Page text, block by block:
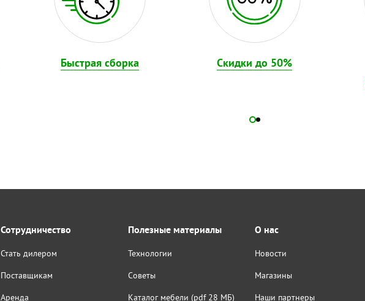
Быстрая сборка Скидки до 50%
Сотрудничество
Стать дилером
Поставщикам
Аренда
Полезные материалы
Технологии
Советы
Каталог мебели (pdf 28 МБ)
О нас
Новости
Магазины
Наши партнеры